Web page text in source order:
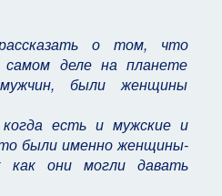
о том, что
самом деле на планете
были женщины
есть и мужские и
были именно женщины-
как они могли давать